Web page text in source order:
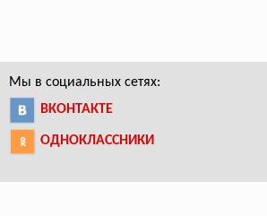
Мы в социальных сетях:
ВКОНТАКТЕ
ОДНОКЛАССНИКИ